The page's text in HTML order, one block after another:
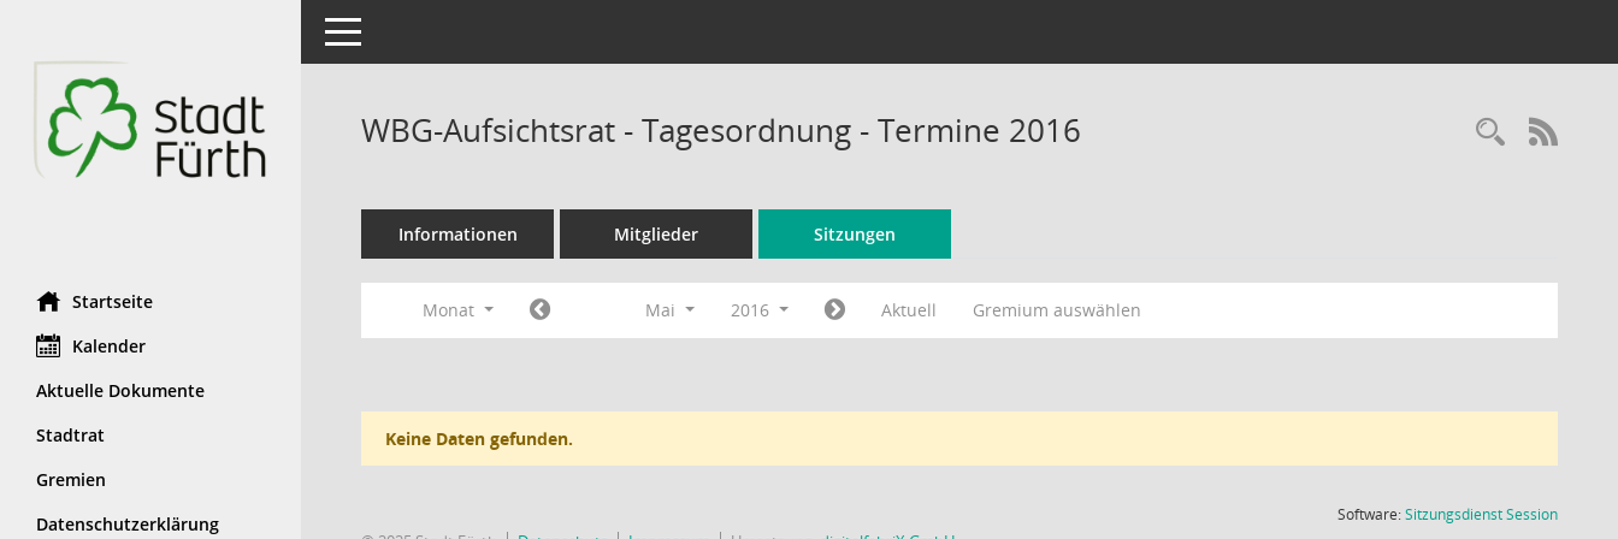
Startseite
Kalender
Aktuelle Dokumente
Stadtrat
Gremien
Datenschutzerklärung
Toggle navigation
WBG-Aufsichtsrat - Tagesordnung - Termine 2016
Informationen Mitglieder Sitzungen
Monat Mai 2016 Aktuell Gremium auswählen
Keine Daten gefunden.
Software:SitzungsdienstSession(Wird in